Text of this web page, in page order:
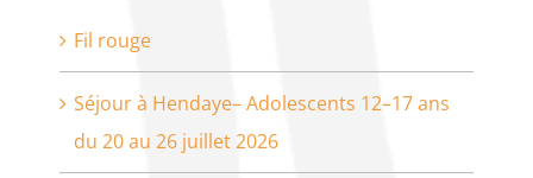
Fil rouge
Séjour à Hendaye– Adolescents 12–17 ans
du 20 au 26 juillet 2026